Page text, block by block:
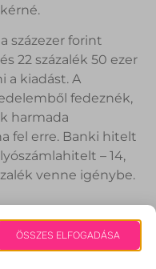
százezer forint
22 százalék 50 ezer
a kiadást. A
fedeznék,
harmada
fel erre. Banki hitelt
– 14,
venne igénybe.
reprezentatív
internetező
ÖSSZES ELFOGADÁSA